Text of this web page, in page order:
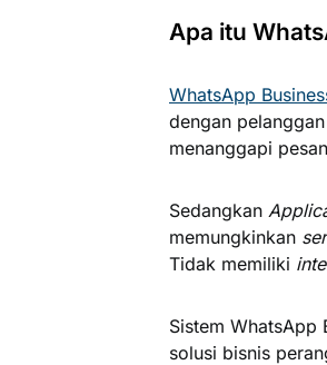
Apa itu
WhatsApp
dengan
menanggapi
Sedangkan
memungkinkan
Tidak memiliki
Sistem WhatsApp
solusi bisnis